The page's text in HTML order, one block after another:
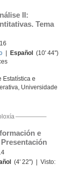
II:
Tema
Español
(10' 44'')
Estatística e
Universidade
e
(4' 22'') | Visto: